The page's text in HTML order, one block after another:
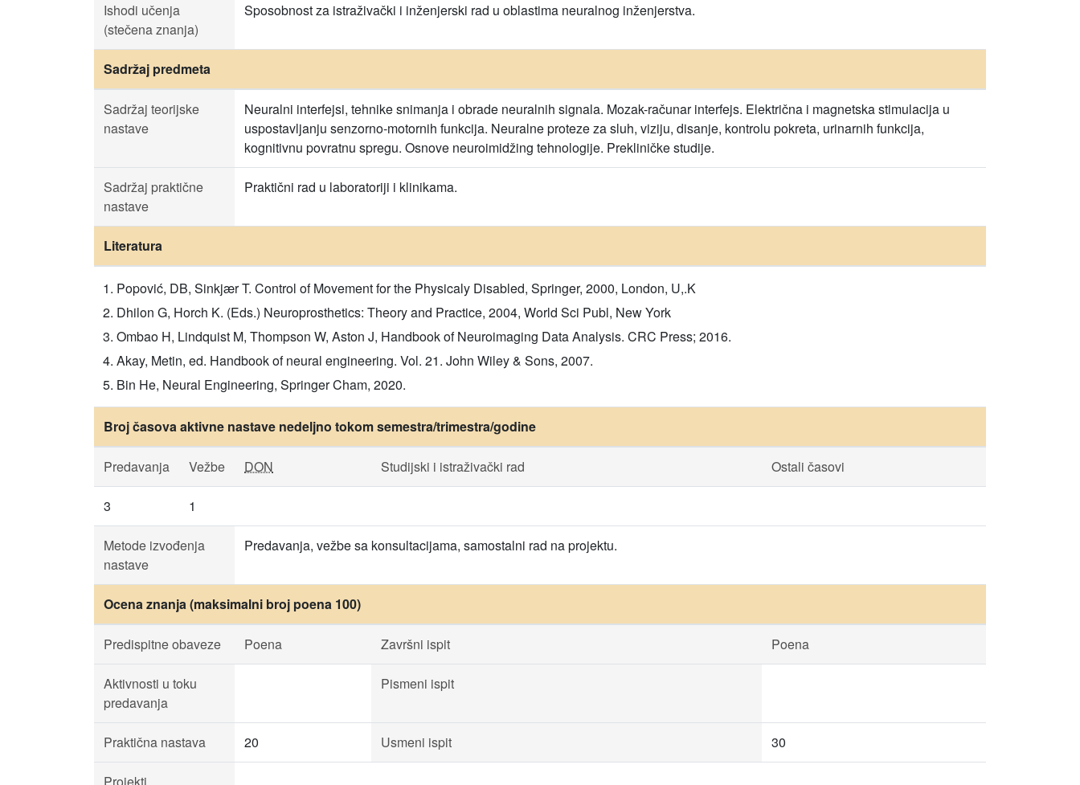
Ishodi učenja
(stečena znanja)
Sposobnost za istraživački i inženjerski rad u oblastima neuralnog inženjerstva.
Sadržaj predmeta
Sadržaj teorijske
nastave
Neuralni interfejsi, tehnike snimanja i obrade neuralnih signala. Mozak-računar interfejs. Električna i magnetska stimulacija u
uspostavljanju senzorno-motornih funkcija. Neuralne proteze za sluh, viziju, disanje, kontrolu pokreta, urinarnih funkcija,
kognitivnu povratnu spregu. Osnove neuroimidžing tehnologije. Prekliničke studije.
Sadržaj praktične
nastave
Praktični rad u laboratoriji i klinikama.
Literatura
Popović, DB, Sinkjær T. Control of Movement for the Physicaly Disabled, Springer, 2000, London, U,.K
Dhilon G, Horch K. (Eds.) Neuroprosthetics: Theory and Practice, 2004, World Sci Publ, New York
Ombao H, Lindquist M, Thompson W, Aston J, Handbook of Neuroimaging Data Analysis. CRC Press; 2016.
Akay, Metin, ed. Handbook of neural engineering. Vol. 21. John Wiley & Sons, 2007.
Bin He, Neural Engineering, Springer Cham, 2020.
Broj časova aktivne nastave nedeljno tokom semestra/trimestra/godine
Predavanja Vežbe DON Studijski i istraživački rad Ostali časovi
3 1
Metode izvođenja
nastave
Predavanja, vežbe sa konsultacijama, samostalni rad na projektu.
Ocena znanja (maksimalni broj poena 100)
Predispitne obaveze Poena Završni ispit Poena
Aktivnosti u toku
predavanja
Pismeni ispit
Praktična nastava 20 Usmeni ispit 30